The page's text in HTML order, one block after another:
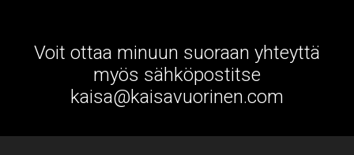
Voit ottaa minuun suoraan yhteyttä
myös sähköpostitse
kaisa@kaisavuorinen.com